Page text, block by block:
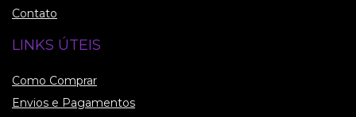
Contato
LINKS ÚTEIS
Como Comprar
Envios e Pagamentos